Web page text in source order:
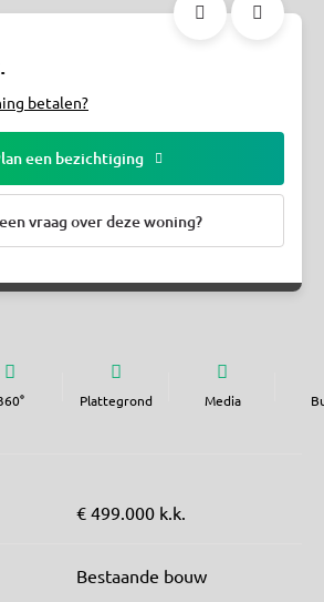
betalen?
een bezichtiging
vraag over deze woning?
Plattegrond Media
€ 499.000 k.k.
Bestaande bouw